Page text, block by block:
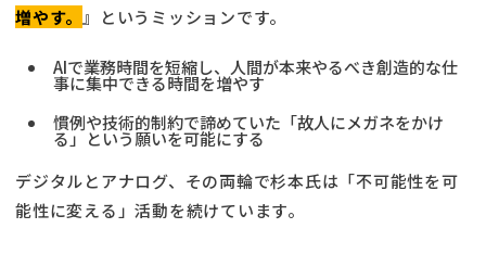
増やす。
』というミッションです。
AIで業務時間を短縮し、人間が本来やるべき創造的な仕
事に集中できる時間を増やす
慣例や技術的制約で諦めていた「故人にメガネをかけ
る」という願いを可能にする
デジタルとアナログ、その両輪で杉本氏は「不可能性を可
能性に変える」活動を続けています。